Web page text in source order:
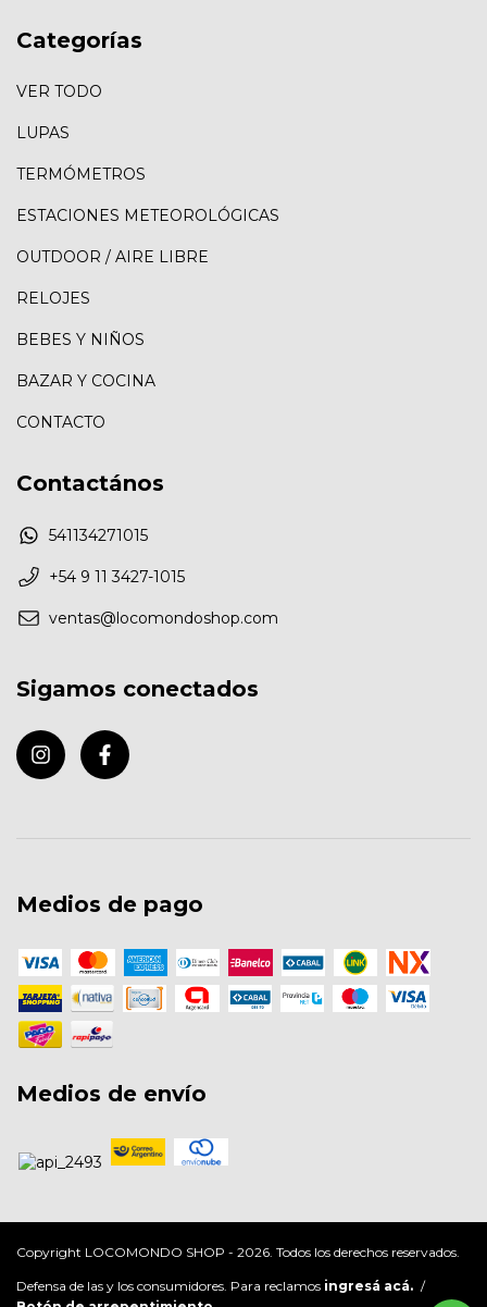
Categorías
VER TODO
LUPAS
TERMÓMETROS
ESTACIONES METEOROLÓGICAS
OUTDOOR / AIRE LIBRE
RELOJES
BEBES Y NIÑOS
BAZAR Y COCINA
CONTACTO
Contactános
541134271015
+54 9 11 3427-1015
ventas@locomondoshop.com
Sigamos conectados
Medios de pago
Medios de envío
Copyright LOCOMONDO SHOP - 2026. Todos los derechos reservados.
Defensa de las y los consumidores. Para reclamos ingresá acá. /